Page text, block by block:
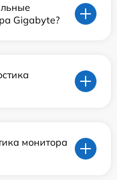
Gigabyte?
монитора